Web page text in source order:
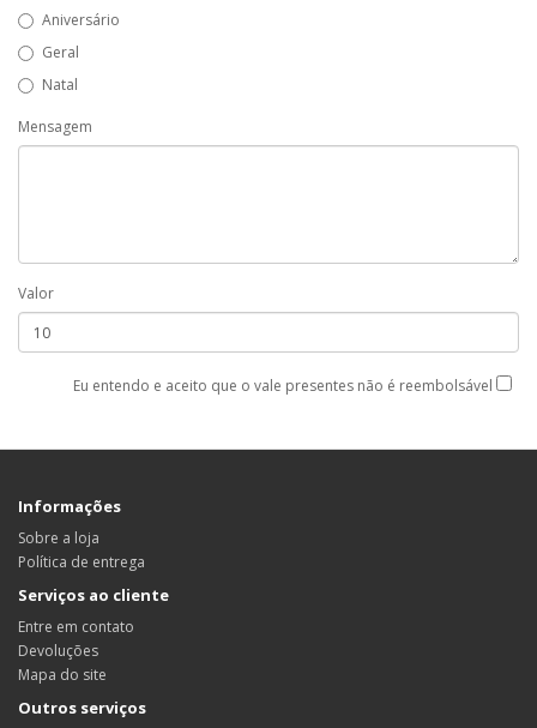
Aniversário
Geral
Natal
Mensagem
Valor
Eu entendo e aceito que o vale presentes não é reembolsável
Informações
Sobre a loja
Política de entrega
Serviços ao cliente
Entre em contato
Devoluções
Mapa do site
Outros serviços